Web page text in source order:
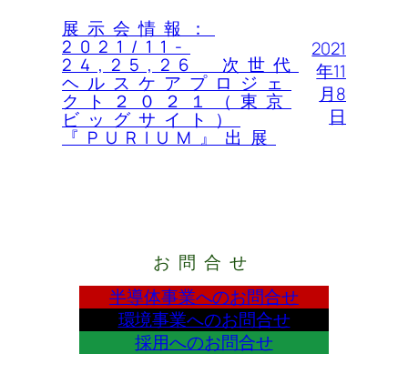
展示会情報：
2021/11-
24,25,26 次世代
ヘルスケアプロジェ
クト２０２１（東京
ビッグサイト）
『PURIUM』出展
2021
年11
月8
日
お問合せ
半導体事業へのお問合せ
環境事業へのお問合せ
採用へのお問合せ